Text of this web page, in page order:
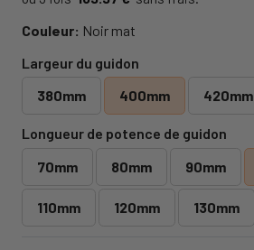
Couleur: Noir mat
Largeur du guidon
380mm
400mm 420mm
Longueur de potence de guidon
70mm
80mm 90mm
110mm 120mm 130mm